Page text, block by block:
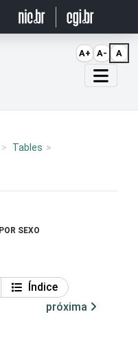
Tables
SEXO
Índice
próxima
A+ A- A